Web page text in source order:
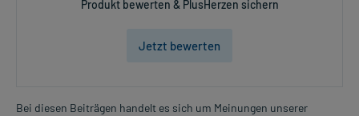
Produkt bewerten & PlusHerzen sichern
Jetzt bewerten
Bei diesen Beiträgen handelt es sich um Meinungen unserer